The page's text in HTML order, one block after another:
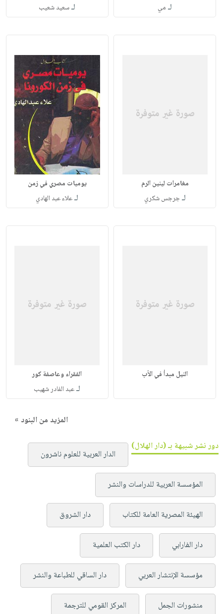
لـ مي لـسعيد شعيب
مغامرات لينين الرم
لـجرجس شكري
يوميات مصري في زمن
لـعلاء عبد الهادي
النيل مبدأ في الأب الفقراء وعاصفة كور
لـعبد الفادر شهيب
المزيد من البنود »
دور نشر شبيهة بـ (دار الهلال)
الدار العربية للعلوم ناشرون
المؤسسة العربية للدراسات والنشر
الهيئة المصرية العامة للكتاب دار الشروق
دار الفارابي دار الكتب العلمية
مؤسسة الإنتشار العربي دار الساقي للطباعة والنشر
منشورات الجمل المركز القومي للترجمة